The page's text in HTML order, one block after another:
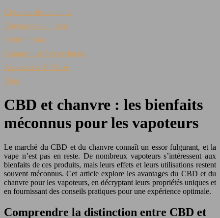
Cigarette électronique
Alternatives au tabac
Santé et tabac
Comment arrêter de fumer
Accessoires & Pièces
Blog
CBD et chanvre : les bienfaits
méconnus pour les vapoteurs
Le marché du CBD et du chanvre connaît un essor fulgurant, et la
vape n’est pas en reste. De nombreux vapoteurs s’intéressent aux
bienfaits de ces produits, mais leurs effets et leurs utilisations restent
souvent méconnus. Cet article explore les avantages du CBD et du
chanvre pour les vapoteurs, en décryptant leurs propriétés uniques et
en fournissant des conseils pratiques pour une expérience optimale.
Comprendre la distinction entre CBD et